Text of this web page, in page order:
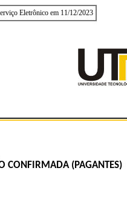
Eletrônico em 11/12/2023
CONFIRMADA (PAGANTES)